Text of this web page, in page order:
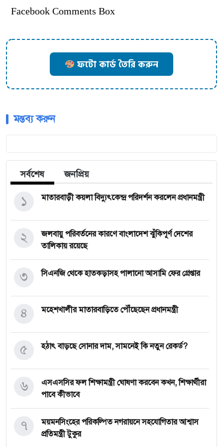
Facebook Comments Box
ফটো কার্ড তৈরি করুন
মন্তব্য করুন
সর্বশেষ জনপ্রিয়
মাতারবাড়ী কয়লা বিদ্যুৎকেন্দ্র পরিদর্শন করলেন প্রধানমন্ত্রী
১
জলবায়ু পরিবর্তনের কারণে বাংলাদেশ ঝুঁকিপূর্ণ দেশের
তালিকায় রয়েছে
২
সিএনজি থেকে হাতকড়াসহ পালানো আসামি ফের গ্রেপ্তার
৩
মহেশখালীর মাতারবাড়িতে পৌঁছেছেন প্রধানমন্ত্রী
৪
হঠাৎ বাড়ছে সোনার দাম, সামনেই কি নতুন রেকর্ড?
৫
এসএসসির ফল শিক্ষামন্ত্রী ঘোষণা করবেন কখন, শিক্ষার্থীরা
পাবে কীভাবে
৬
ময়মনসিংহের পরিকল্পিত নগরায়নে সহযোগিতার আশ্বাস
প্রতিমন্ত্রী টুকুর
৭